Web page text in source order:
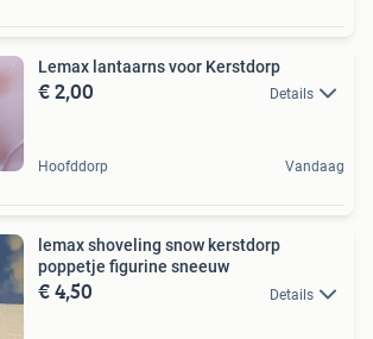
Lemax lantaarns voor Kerstdorp
€ 2,00 Details
Hoofddorp Vandaag
lemax shoveling snow kerstdorp
poppetje figurine sneeuw
€ 4,50 Details